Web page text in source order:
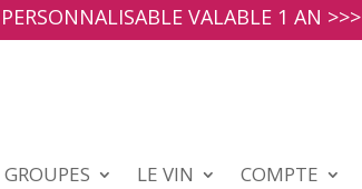
VALABLE 1 AN >>>
GROUPES LE VIN COMPTE